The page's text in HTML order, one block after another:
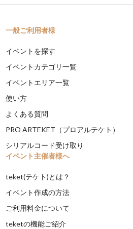
一般ご利用者様
イベントを探す
イベントカテゴリ一覧
イベントエリア一覧
使い方
よくある質問
PRO ARTEKET（プロアルテケト）
シリアルコード受け取り
イベント主催者様へ
teket(テケト)とは？
イベント作成の方法
ご利用料金について
teketの機能ご紹介